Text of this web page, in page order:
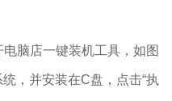
脑店一键装机工具，如图
，并安装在C盘，点击“执